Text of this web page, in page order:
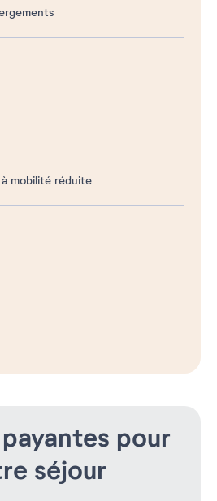
mobilité réduite
pour
séjour